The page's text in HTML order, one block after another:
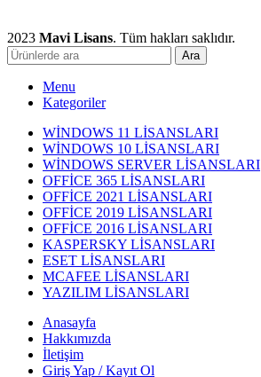
2023 Mavi Lisans. Tüm hakları saklıdır.
Ara
Menu
Kategoriler
WİNDOWS 11 LİSANSLARI
WİNDOWS 10 LİSANSLARI
WİNDOWS SERVER LİSANSLARI
OFFİCE 365 LİSANSLARI
OFFİCE 2021 LİSANSLARI
OFFİCE 2019 LİSANSLARI
OFFİCE 2016 LİSANSLARI
KASPERSKY LİSANSLARI
ESET LİSANSLARI
MCAFEE LİSANSLARI
YAZILIM LİSANSLARI
Anasayfa
Hakkımızda
İletişim
Giriş Yap / Kayıt Ol